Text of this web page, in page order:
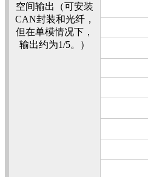
空间输出（可安装
CAN封装和光纤，
但在单模情况下，
输出约为1/5。）